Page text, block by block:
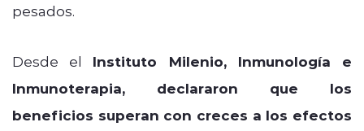
pesados.
Desde el Instituto Milenio, Inmunología e
Inmunoterapia, declararon que los
beneficios superan con creces a los efectos